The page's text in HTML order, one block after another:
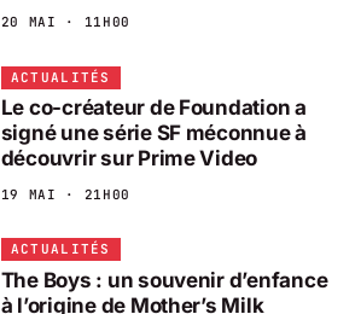
20 MAI · 11H00
ACTUALITÉS
Le co-créateur de Foundation a
signé une série SF méconnue à
découvrir sur Prime Video
19 MAI · 21H00
ACTUALITÉS
The Boys : un souvenir d’enfance
à l’origine de Mother’s Milk